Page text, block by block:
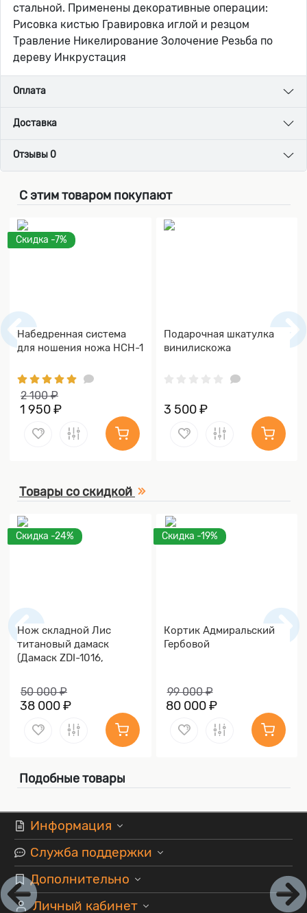
стальной. Применены декоративные операции:
Рисовка кистью Гравировка иглой и резцом
Травление Никелирование Золочение Резьба по
дереву Инкрустация
Оплата
Доставка
Отзывы 0
С этим товаром покупают
Скидка -7%
Набедренная система
для ношения ножа НСН-1
2 100 ₽
1 950 ₽
Подарочная шкатулка
винилискожа
3 500 ₽
Товары со скидкой
Скидка -24%
Нож складной Лис
титановый дамаск
(Дамаск ZDI-1016,
50 000 ₽
38 000 ₽
Скидка -19%
Кортик Адмиральский
Гербовой
99 000 ₽
80 000 ₽
Подобные товары
Информация
Служба поддержки
Дополнительно
Личный кабинет